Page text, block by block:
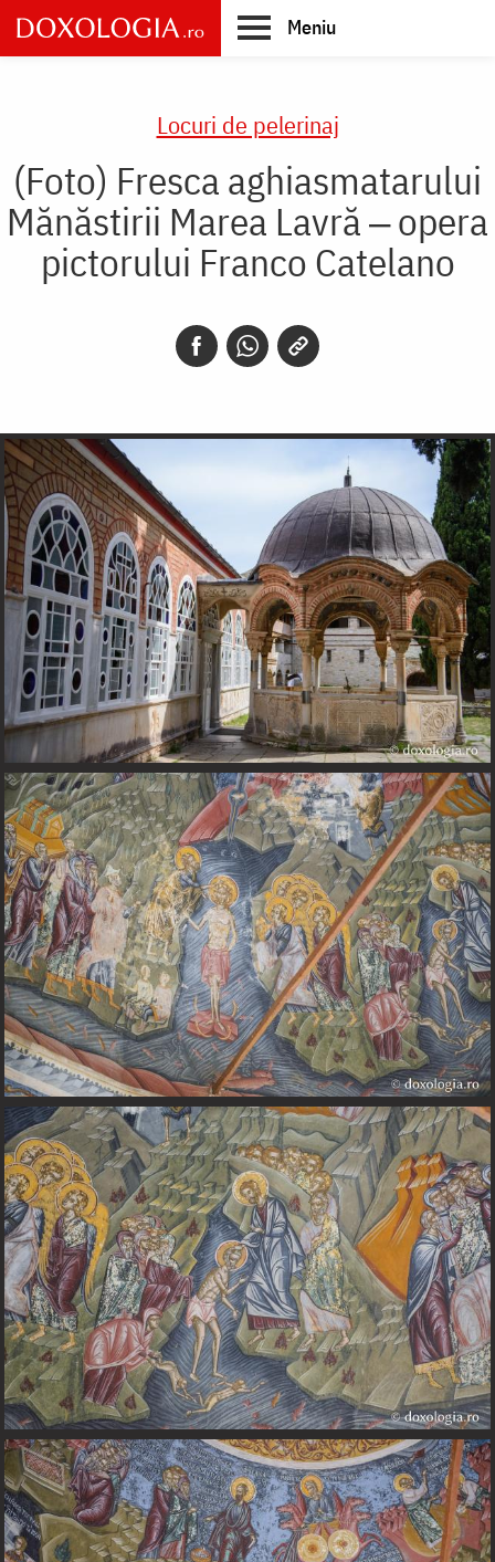
Skip
to
main
Meniu
Locuri de pelerinaj
(Foto) Fresca aghiasmatarului
Mănăstirii Marea Lavră ‒ opera
pictorului Franco Catelano